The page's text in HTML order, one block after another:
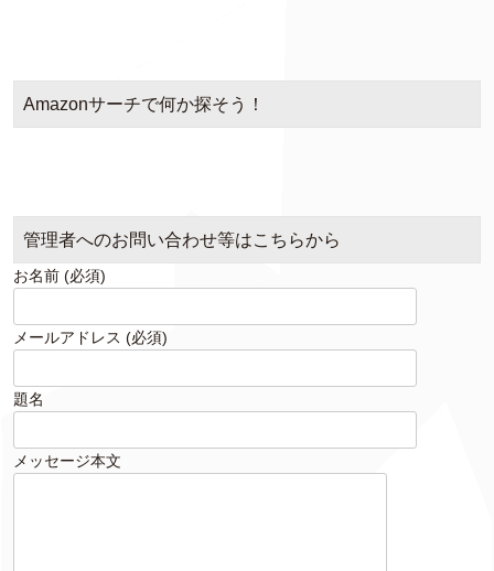
ブ
Amazonサーチで何か探そう！
管理者へのお問い合わせ等はこちらから
お名前 (必須)
メールアドレス (必須)
題名
メッセージ本文